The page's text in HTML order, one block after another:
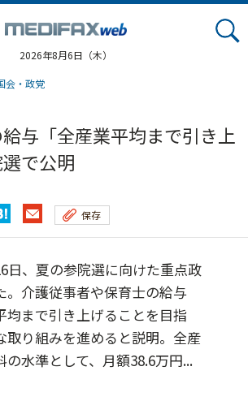
2026年8月6日（木）
会・政党
与「全産業平均まで引き上
で公明
保存
日、夏の参院選に向けた重点政
。介護従事者や保育士の給与
均まで引き上げることを目指
取り組みを進めると説明。全産
の水準として、月額38.6万円...